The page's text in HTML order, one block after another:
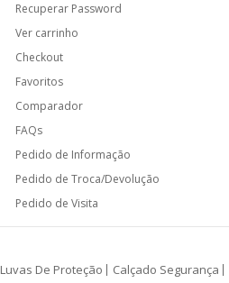
Recuperar Password
Ver carrinho
Checkout
Favoritos
Comparador
FAQs
Pedido de Informação
Pedido de Troca/Devolução
Pedido de Visita
Luvas De Proteção Calçado Segurança